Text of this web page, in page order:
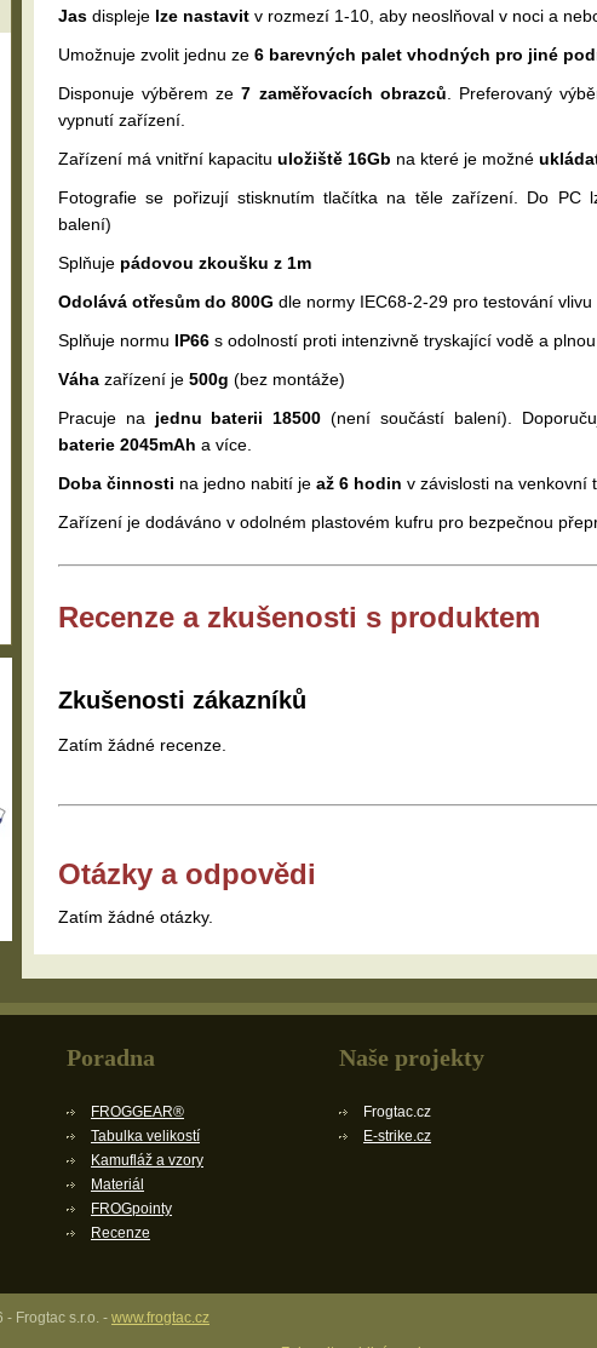
Jas displeje lze nastavit v rozmezí 1-10, aby neoslňoval v noci a
Umožnuje zvolit jednu ze 6 barevných palet vhodných pro jiné
Disponuje výběrem ze7 zaměřovacích obrazců . Preferovaný
vypnutí zařízení.
Zařízení má vnitřní kapacitu uložiště 16Gb na které je možné
Fotografie se pořizují stisknutím tlačítka na těle zařízení. Do PC
balení)
Splňuje pádovou zkoušku z 1m
Odolává otřesům do 800G dle normy IEC68-2-29 pro testování
Splňuje normu IP66 s odolností proti intenzivně tryskající vodě a
Váha zařízení je 500g (bez montáže)
Pracuje na jednu baterii 18500 (není součástí balení).
baterie 2045mAh a více.
Doba činnosti na jedno nabití je až 6 hodin v závislosti na venkovní
Zařízení je dodáváno v odolném plastovém kufru pro bezpečnou
Recenze a zkušenosti s produktem
Zkušenosti zákazníků
Zatím žádné recenze.
Otázky a odpovědi
Zatím žádné otázky.
Poradna
FROGGEAR®
Tabulka velikostí
Kamufláž a vzory
Materiál
FROGpointy
Recenze
Naše projekty
Frogtac.cz
E-strike.cz
Frogtac s.r.o. - www.frogtac.cz